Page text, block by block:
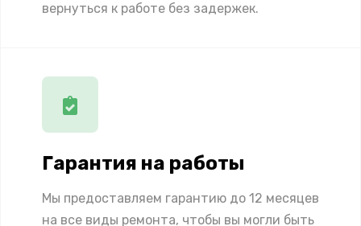
вернуться к работе без задержек.
Гарантия на работы
Мы предоставляем гарантию до 12 месяцев
на все виды ремонта, чтобы вы могли быть